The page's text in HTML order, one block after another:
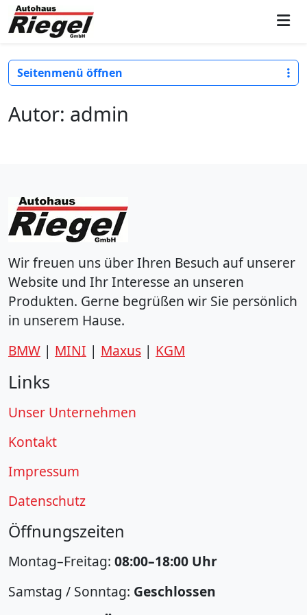
Weiter zum Inhalt
Skip to footer
Autor: admin
Seitenmenü öffnen
Wir freuen uns über Ihren Besuch auf unserer
Website und Ihr Interesse an unseren
Produkten. Gerne begrüßen wir Sie persönlich
in unserem Hause.
BMW | MINI | Maxus | KGM
Links
Unser Unternehmen
Kontakt
Impressum
Datenschutz
Öffnungszeiten
Montag–Freitag: 08:00–18:00 Uhr
Samstag / Sonntag: Geschlossen